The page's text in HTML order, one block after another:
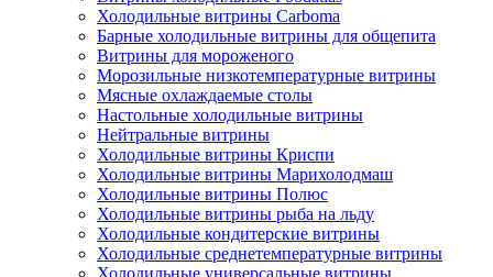
Холодильные витрины Carboma
Барные холодильные витрины для общепита
Витрины для мороженого
Морозильные низкотемпературные витрины
Мясные охлаждаемые столы
Настольные холодильные витрины
Нейтральные витрины
Холодильные витрины Криспи
Холодильные витрины Марихолодмаш
Холодильные витрины Полюс
Холодильные витрины рыба на льду
Холодильные кондитерские витрины
Холодильные среднетемпературные витрины
Холодильные универсальные витрины